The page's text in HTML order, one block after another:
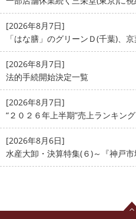
[2026年8月7日]
「はな膳」のグリーンＤ(千葉)
[2026年8月7日]
法的手続開始決定一覧
[2026年8月7日]
“２０２６年上半期”売上ランキン
[2026年8月6日]
水産大卸・決算特集(６)～『神戸